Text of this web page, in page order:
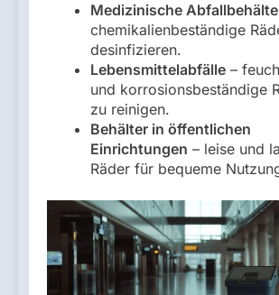
Medizinische
chemikalienbeständige
desinfizieren.
Lebensmittelabfälle –
und korrosionsbeständige
zu reinigen.
Behälter in öffentlichen
Einrichtungen – leise und
Räder für bequeme